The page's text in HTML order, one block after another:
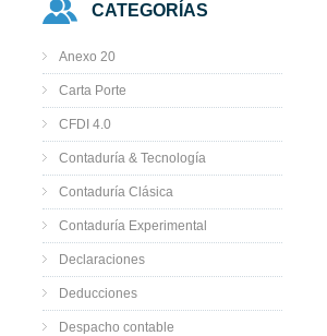
CATEGORÍAS
Anexo 20
Carta Porte
CFDI 4.0
Contaduría & Tecnología
Contaduría Clásica
Contaduría Experimental
Declaraciones
Deducciones
Despacho contable